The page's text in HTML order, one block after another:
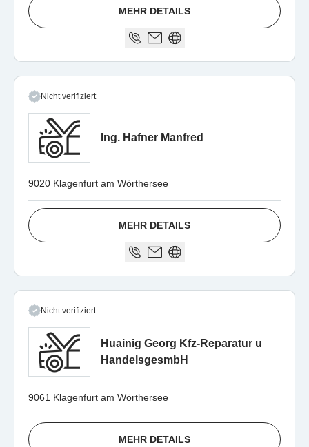
MEHR DETAILS
Nicht verifiziert
Ing. Hafner Manfred
9020 Klagenfurt am Wörthersee
MEHR DETAILS
Nicht verifiziert
Huainig Georg Kfz-Reparatur u
HandelsgesmbH
9061 Klagenfurt am Wörthersee
MEHR DETAILS